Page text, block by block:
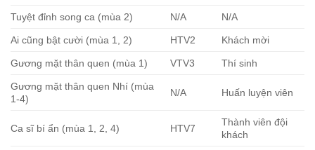
Tuyệt đỉnh song ca (mùa 2) N/A N/A
Ai cũng bật cười (mùa 1, 2) HTV2 Khách mời
Gương mặt thân quen (mùa 1) VTV3 Thí sinh
Gương mặt thân quen Nhí (mùa
1-4)
N/A Huấn luyện viên
Ca sĩ bí ẩn (mùa 1, 2, 4) HTV7
Thành viên đội
khách